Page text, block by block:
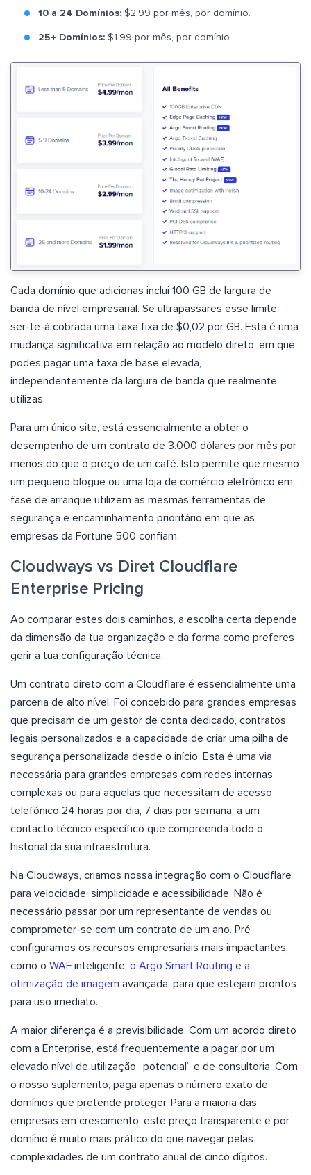
10 a 24 Domínios: $2.99 por mês, por domínio.
25+ Domínios: $1.99 por mês, por domínio.
Cada domínio que adicionas inclui 100 GB de largura de
banda de nível empresarial. Se ultrapassares esse limite,
ser-te-á cobrada uma taxa fixa de $0,02 por GB. Esta é uma
mudança significativa em relação ao modelo direto, em que
podes pagar uma taxa de base elevada,
independentemente da largura de banda que realmente
utilizas.
Para um único site, está essencialmente a obter o
desempenho de um contrato de 3.000 dólares por mês por
menos do que o preço de um café. Isto permite que mesmo
um pequeno blogue ou uma loja de comércio eletrónico em
fase de arranque utilizem as mesmas ferramentas de
segurança e encaminhamento prioritário em que as
empresas da Fortune 500 confiam.
Cloudways vs Diret Cloudflare
Enterprise Pricing
Ao comparar estes dois caminhos, a escolha certa depende
da dimensão da tua organização e da forma como preferes
gerir a tua configuração técnica.
Um contrato direto com a Cloudflare é essencialmente uma
parceria de alto nível. Foi concebido para grandes empresas
que precisam de um gestor de conta dedicado, contratos
legais personalizados e a capacidade de criar uma pilha de
segurança personalizada desde o início. Esta é uma via
necessária para grandes empresas com redes internas
complexas ou para aquelas que necessitam de acesso
telefónico 24 horas por dia, 7 dias por semana, a um
contacto técnico específico que compreenda todo o
historial da sua infraestrutura.
Na Cloudways, criamos nossa integração com o Cloudflare
para velocidade, simplicidade e acessibilidade. Não é
necessário passar por um representante de vendas ou
comprometer-se com um contrato de um ano. Pré-
configuramos os recursos empresariais mais impactantes,
como o WAF inteligente, o Argo Smart Routing e a
otimização de imagem avançada, para que estejam prontos
para uso imediato.
A maior diferença é a previsibilidade. Com um acordo direto
com a Enterprise, está frequentemente a pagar por um
elevado nível de utilização “potencial” e de consultoria. Com
o nosso suplemento, paga apenas o número exato de
domínios que pretende proteger. Para a maioria das
empresas em crescimento, este preço transparente e por
domínio é muito mais prático do que navegar pelas
complexidades de um contrato anual de cinco dígitos.